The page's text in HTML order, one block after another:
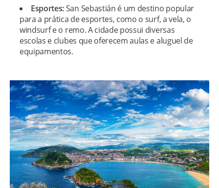
Esportes:San Sebastián é um destino popular
para a prática de esportes, como o surf, a vela, o
windsurf e o remo. A cidade possui diversas
escolas e clubes que oferecem aulas e aluguel de
equipamentos.